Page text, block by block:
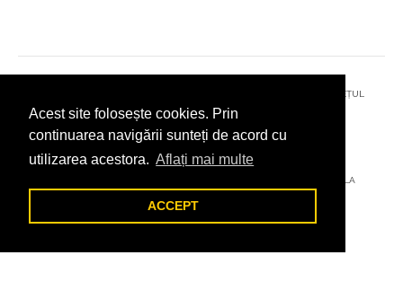
Acest site folosește cookies. Prin
continuarea navigării sunteți de acord cu
utilizarea acestora. Aflați mai multe
ACCEPT
© 2026 - PRIMĂRIA MUNICIPIULUI CÂMPULUNG MOLDOVENESC, JUDEȚUL
SUCEAVA
AȚI ÎNTÂMPINAT O PROBLEMĂ TEHNICĂ? TRIMITEȚI-NE UN EMAIL LA
DIGITAL@ADDICTAD.RO